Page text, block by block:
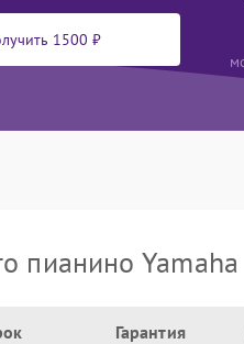
1500 ₽
пианино Yamaha
Гарантия